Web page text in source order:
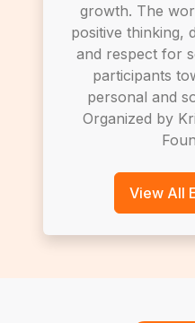
growth. The
positive thinking,
and respect for
participants
personal and
Organized by
View All